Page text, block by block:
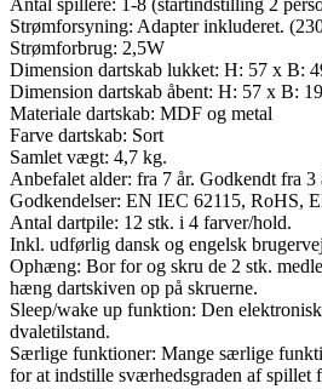
Antal spillere: 1-8 (startindstilling 2
Strømforsyning: Adapter inkluderet.
Strømforbrug: 2,5W
Dimension dartskab lukket: H: 57 x B:
Dimension dartskab åbent: H: 57 x B:
Materiale dartskab: MDF og metal
Farve dartskab: Sort
Samlet vægt: 4,7 kg.
Anbefalet alder: fra 7 år. Godkendt fra 3
Godkendelser: EN IEC 62115, RoHS,
Antal dartpile: 12 stk. i 4 farver/hold.
Inkl. udførlig dansk og engelsk
Ophæng: Bor for og skru de 2 stk.
hæng dartskiven op på skruerne.
Sleep/wake up funktion: Den
dvaletilstand.
Særlige funktioner: Mange særlige
for at indstille sværhedsgraden af spillet